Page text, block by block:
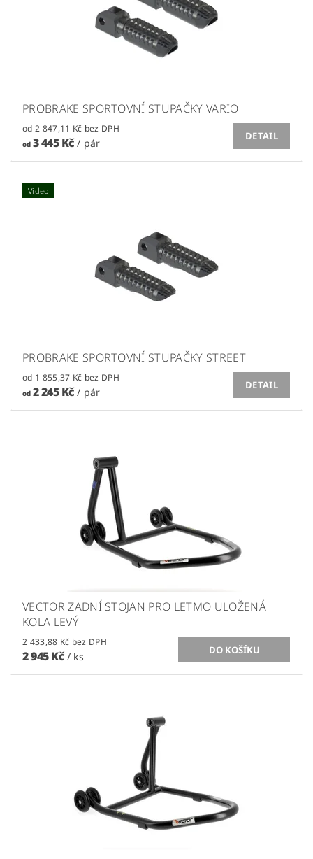
PROBRAKE SPORTOVNÍ STUPAČKY VARIO
od 2 847,11 Kč bez DPH
od3 445 Kč/ pár
DETAIL
Video
PROBRAKE SPORTOVNÍ STUPAČKY STREET
od 1 855,37 Kč bez DPH
od2 245 Kč/ pár
DETAIL
VECTOR ZADNÍ STOJAN PRO LETMO ULOŽENÁ
KOLA LEVÝ
2 433,88 Kč bez DPH
2 945 Kč / ks